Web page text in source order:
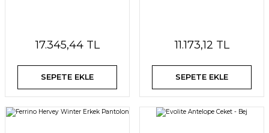
17.345,44 TL
SEPETE EKLE
11.173,12 TL
SEPETE EKLE